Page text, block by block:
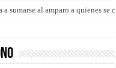
días y horarios